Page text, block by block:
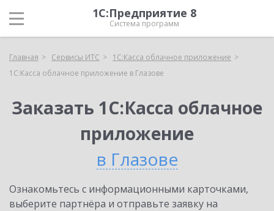
1С:Предприятие 8
Система программ
Главная Сервисы ИТС
1С:Касса облачное приложение
1С:Касса облачное приложение в Глазове
Заказать 1С:Касса облачное
приложение
в Глазове
Ознакомьтесь с информационными карточками,
выберите партнёра и отправьте заявку на